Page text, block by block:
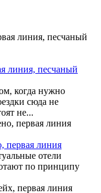
линия, песчаный
когда нужно
сюда не
не...
первая линия
отели
по принципу